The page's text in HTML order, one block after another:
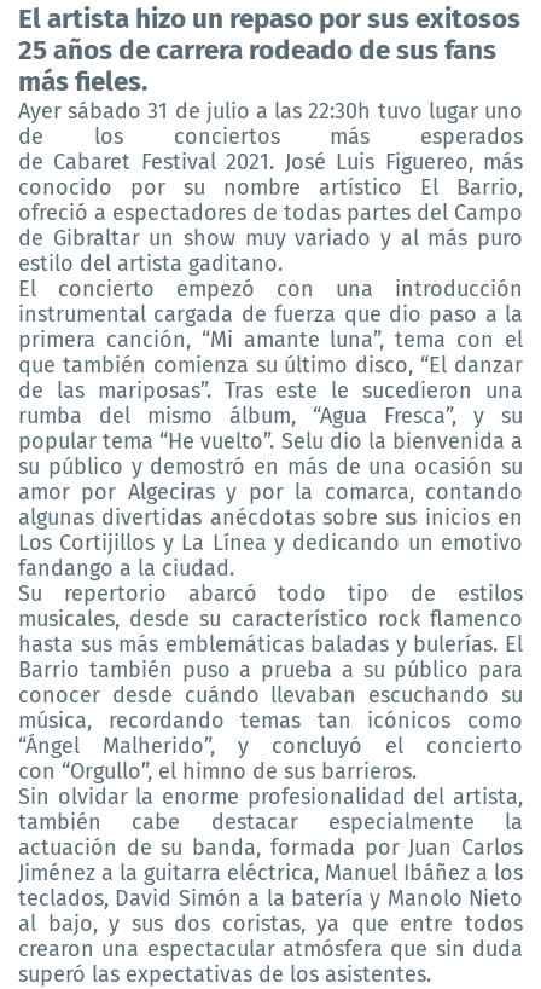
El artista hizo un repaso por sus exitosos
25 años de carrera rodeado de sus fans
más fieles.
Ayer sábado 31 de julio a las 22:30h tuvo lugar uno
de los conciertos más esperados
de Cabaret Festival 2021. José Luis Figuereo, más
conocido por su nombre artístico El Barrio,
ofreció a espectadores de todas partes del Campo
de Gibraltar unshow muy variadoy al más puro
estilo del artista gaditano.
El concierto empezó con una introducción
instrumental cargada de fuerza que dio paso a la
primera canción, “Mi amante luna”, tema con el
que también comienza su último disco, “El danzar
de las mariposas”. Tras este le sucedieron una
rumba del mismo álbum, “Agua Fresca”, y su
popular tema “He vuelto”. Selu dio la bienvenida a
su público y demostró en más de una ocasión su
amor por Algeciras y por la comarca, contando
algunas divertidas anécdotas sobre sus inicios en
Los Cortijillos y La Línea y dedicando un emotivo
fandango a la ciudad.
Su repertorio abarcó todo tipo de estilos
musicales, desde su característico rock flamenco
hasta sus más emblemáticas baladas y bulerías. El
Barrio también puso a prueba a su público para
conocer desde cuándo llevaban escuchando su
música, recordando temas tan icónicos como
“Ángel Malherido”, y concluyó el concierto
con “Orgullo”, el himno de sus barrieros.
Sin olvidar la enorme profesionalidad del artista,
también cabe destacar especialmente la
actuación de su banda, formada por Juan Carlos
Jiménez a la guitarra eléctrica, Manuel Ibáñez a los
teclados, David Simón a la batería y Manolo Nieto
al bajo, y sus dos coristas, ya que entre todos
crearon una espectacular atmósfera que sin duda
superó las expectativas de los asistentes.